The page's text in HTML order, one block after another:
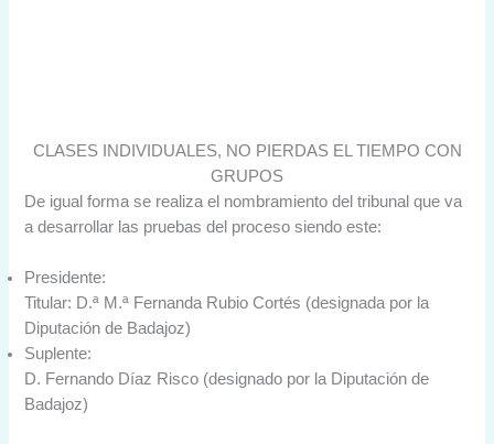
CLASES INDIVIDUALES, NO PIERDAS EL TIEMPO CON
GRUPOS
De igual forma se realiza el nombramiento del tribunal que va
a desarrollar las pruebas del proceso siendo este:
Presidente:
Titular: D.ª M.ª Fernanda Rubio Cortés (designada por la
Diputación de Badajoz)
Suplente:
D. Fernando Díaz Risco (designado por la Diputación de
Badajoz)